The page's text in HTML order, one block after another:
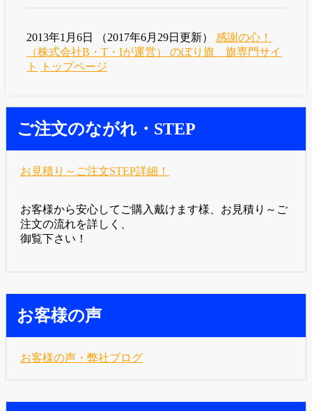
2013年1月6日 （2017年6月29日更新）
感謝の心！
（株式会社B・T・Iが運営） のぼり旗 旗専門サイ
ト
トップページ
ご注文のながれ・STEP
お見積り～ご注文STEP詳細！
お客様から安心してご購入戴けます様、お見積り～ご
注文の流れを詳しく、
御覧下さい！
お客様の声
お客様の声・弊社ブログ